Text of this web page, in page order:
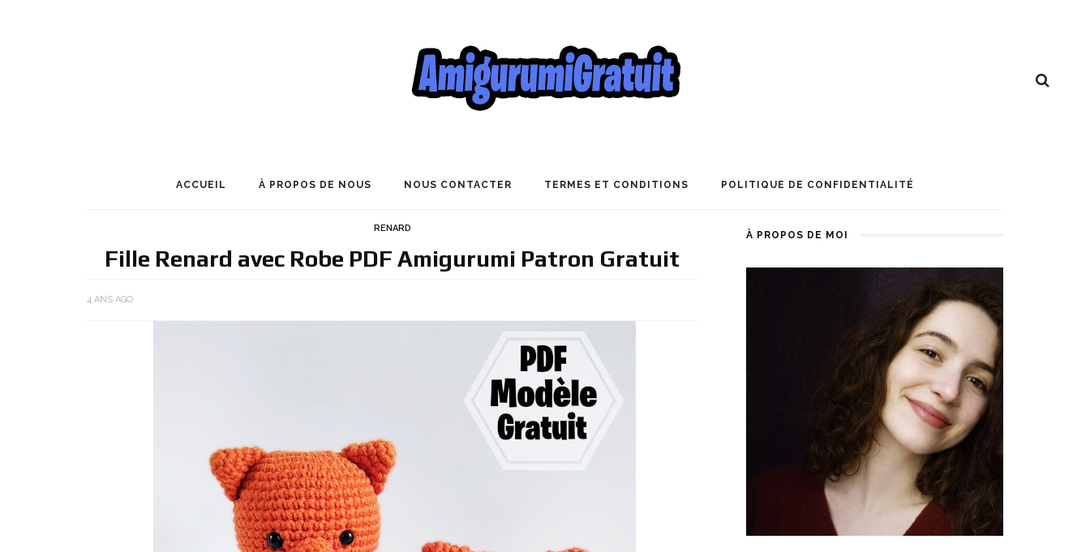
ACCUEIL À PROPOS DE NOUS NOUS CONTACTER TERMES ET CONDITIONS POLITIQUE DE CONFIDENTIALITÉ
RENARD
Fille Renard avec Robe PDF Amigurumi Patron Gratuit
4 ANS AGO
À PROPOS DE MOI